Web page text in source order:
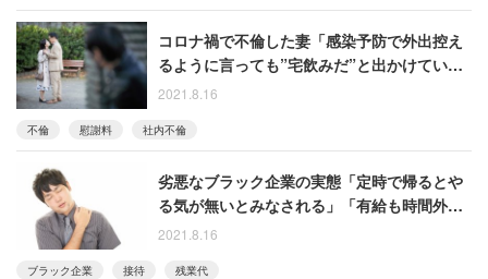
コロナ禍で不倫した妻「感染予防で外出控え
るように言っても”宅飲みだ”と出かけていき
ました」
2021.8.16
不倫 慰謝料 社内不倫
劣悪なブラック企業の実態「定時で帰るとや
る気が無いとみなされる」「有給も時間外手
当もありません」
2021.8.16
ブラック企業 接待 残業代